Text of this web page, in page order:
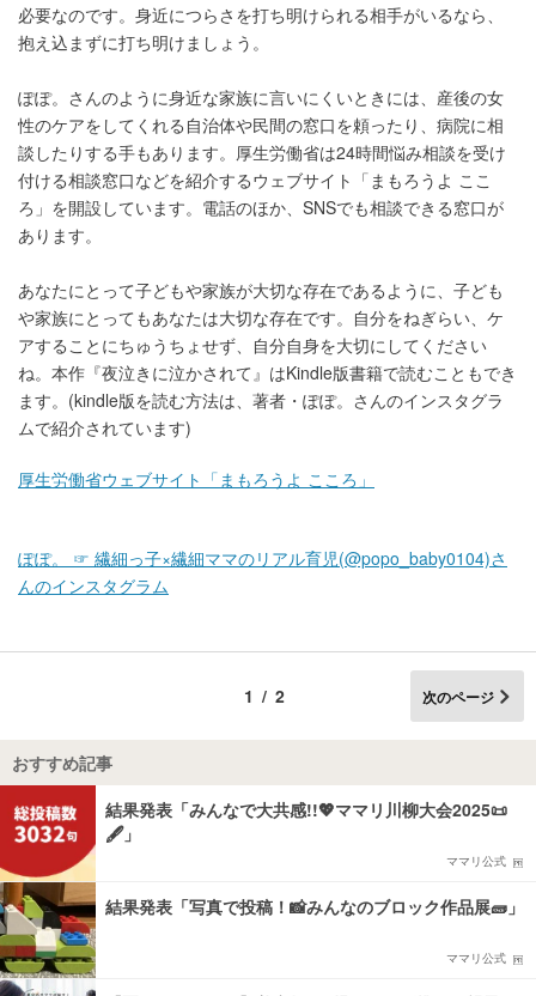
必要なのです。身近につらさを打ち明けられる相手がいるなら、
抱え込まずに打ち明けましょう。
ぽぽ。さんのように身近な家族に言いにくいときには、産後の女
性のケアをしてくれる自治体や民間の窓口を頼ったり、病院に相
談したりする手もあります。厚生労働省は24時間悩み相談を受け
付ける相談窓口などを紹介するウェブサイト「まもろうよ ここ
ろ」を開設しています。電話のほか、SNSでも相談できる窓口が
あります。
あなたにとって子どもや家族が大切な存在であるように、子ども
や家族にとってもあなたは大切な存在です。自分をねぎらい、ケ
アすることにちゅうちょせず、自分自身を大切にしてください
ね。本作『夜泣きに泣かされて』はKindle版書籍で読むこともでき
ます。(kindle版を読む方法は、著者・ぽぽ。さんのインスタグラ
ムで紹介されています)
厚生労働省ウェブサイト「まもろうよ こころ」
ぽぽ。 ☞ 繊細っ子×繊細ママのリアル育児(@popo_baby0104)さ
んのインスタグラム
1/2 次のページ
おすすめ記事
結果発表「みんなで大共感!!💖ママリ川柳大会2025📜
🖋️」
ママリ公式
結果発表「写真で投稿！📸みんなのブロック作品展🧱」
ママリ公式